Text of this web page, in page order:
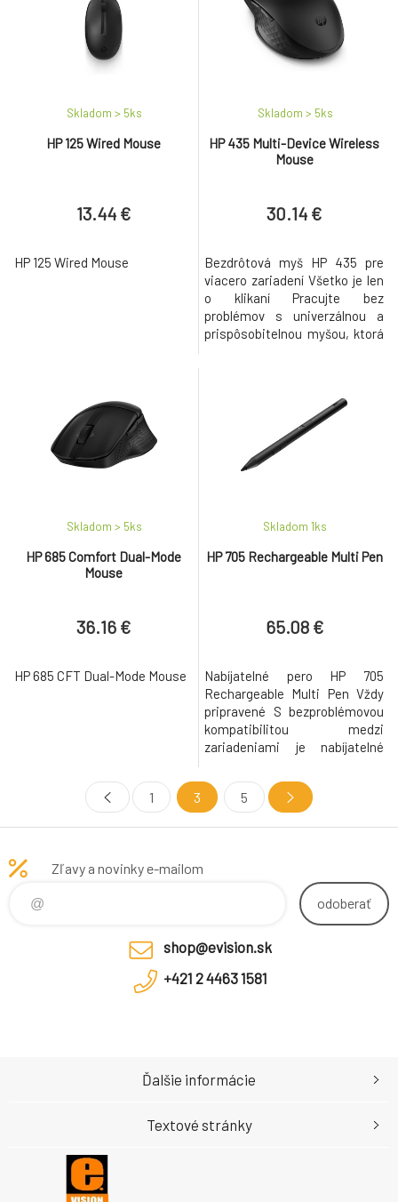
efektivitu svojej práce s 23
programovatelnými klávesmi
Dlžka kábla - 150 cm •
HP 125 Wired Mouse
Skladom > 5ks
13.44 €
HP 125 Wired Mouse
HP 435 Multi-Device Wireless
Mouse
Skladom > 5ks
30.14 €
Bezdrôtová myš HP 435 pre
viacero zariadení Všetko je len
o klikaní Pracujte bez
problémov s univerzálnou a
prispôsobitelnou myšou, ktorá
presunom obsahu medzi
operacnými systémami. Budte
co najlepší vdaka
programovatelným tlacidlám,
ergonomickému dizajnu a
HP 685 Comfort Dual-Mode
Mouse
Skladom > 5ks
36.16 €
HP 685 CFT Dual-Mode Mouse
HP 705 Rechargeable Multi Pen
Skladom 1ks
65.08 €
Nabíjatelné pero HP 705
Rechargeable Multi Pen Vždy
pripravené S bezproblémovou
kompatibilitou medzi
zariadeniami je nabíjatelné
pripavené na prácu. Funguje
bez problémov medzi rôznymi
protokolmi , s funkciou
úlohu presne podla vašich pred
1 3 5
Zľavy a novinky e-mailom
odoberať
shop@evision.sk
+421 2 4463 1581
Ďalšie informácie
Textové stránky